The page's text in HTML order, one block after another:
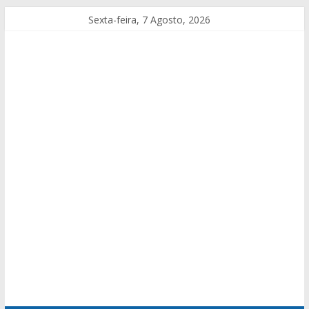
Sexta-feira, 7 Agosto, 2026